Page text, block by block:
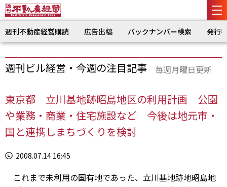
週刊不動産経営購読 広告出稿 バックナンバー検索 発行
週刊ビル経営・今週の注目記事 毎週月曜日更新
東京都 立川基地跡昭島地区の利用計画 公園
や業務・商業・住宅施設など 今後は地元市・
国と連携しまちづくりを検討
2008.07.14 16:45
これまで未利用の国有地であった、立川基地跡地昭島地